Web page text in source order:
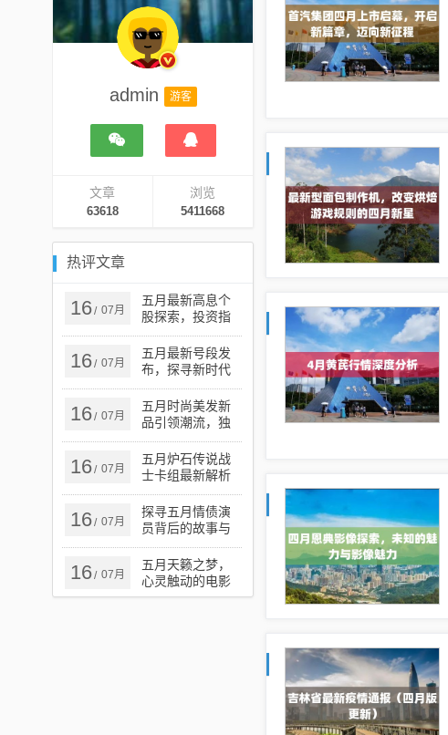
admin 游客
文章
63618
浏览
5411668
热评文章
16/ 07月
五月最新高息个
股探索，投资指
南与热门选择
16/ 07月
五月最新号段发
布，探寻新时代
的机遇与挑战
16/ 07月
五月时尚美发新
品引领潮流，独
特魅力展现秀发
风采
16/ 07月
五月炉石传说战
士卡组最新解析
与攻略
16/ 07月
探寻五月情债演
员背后的故事与
演技魅力
16/ 07月
五月天籁之梦，
心灵触动的电影
之旅